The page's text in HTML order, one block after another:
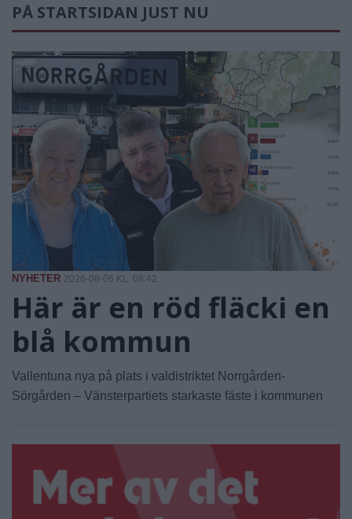
PÅ STARTSIDAN JUST NU
NYHETER 2026-08-06 KL. 08:42
Här är en röd fläcki en
blå kommun
Vallentuna nya på plats i valdistriktet Norrgården-
Sörgården – Vänsterpartiets starkaste fäste i kommunen